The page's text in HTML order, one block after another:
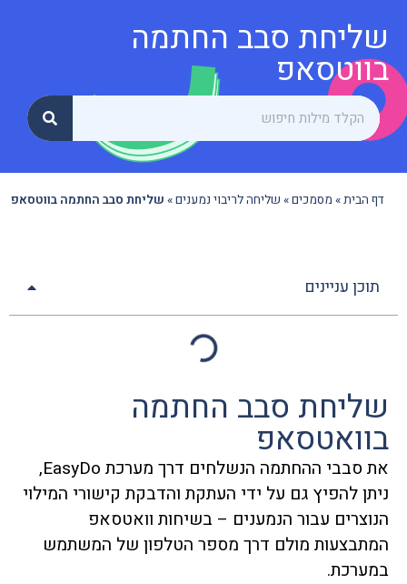
שליחת סבב החתמה
בווטסאפ
דף הבית» מסמכים» שליחה לריבוי נמענים» שליחת סבב החתמה בווטסאפ
תוכן עניינים
שליחת סבב החתמה
בוואטסאפ
את סבבי ההחתמה הנשלחים דרך מערכת EasyDo,
ניתן להפיץ גם על ידי העתקת והדבקת קישורי המילוי
הנוצרים עבור הנמענים – בשיחות וואטסאפ
המתבצעות מולם דרך מספר הטלפון של המשתמש
במערכת.